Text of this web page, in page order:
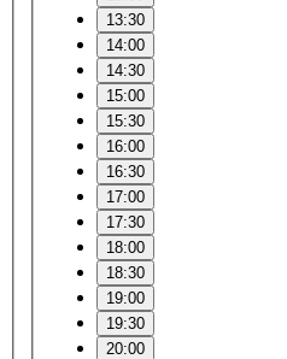
13:30
14:00
14:30
15:00
15:30
16:00
16:30
17:00
17:30
18:00
18:30
19:00
19:30
20:00